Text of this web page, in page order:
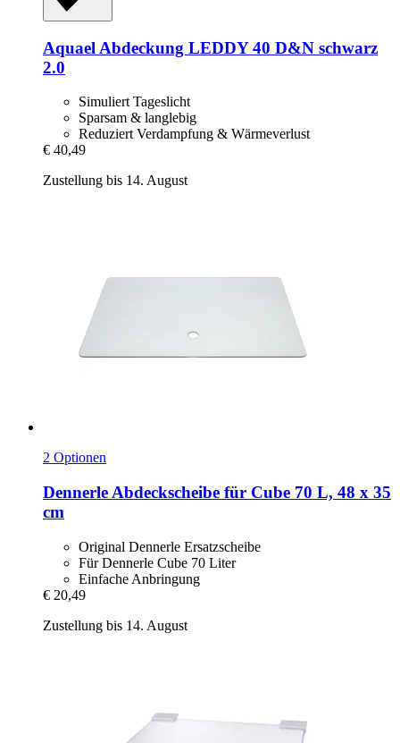
Aquael Abdeckung LEDDY 40 D&N schwarz
2.0
Simuliert Tageslicht
Sparsam & langlebig
Reduziert Verdampfung & Wärmeverlust
€ 40,49
Zustellung bis 14. August
2 Optionen
Dennerle Abdeckscheibe für Cube 70 L, 48 x 35
cm
Original Dennerle Ersatzscheibe
Für Dennerle Cube 70 Liter
Einfache Anbringung
€ 20,49
Zustellung bis 14. August